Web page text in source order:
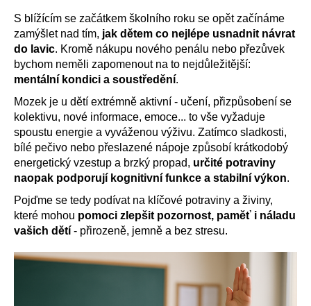
S blížícím se začátkem školního roku se opět začínáme
zamýšlet nad tím, jak dětem co nejlépe usnadnit návrat
do lavic. Kromě nákupu nového penálu nebo přezůvek
bychom neměli zapomenout na to nejdůležitější:
mentální kondici a soustředění.
Mozek je u dětí extrémně aktivní - učení, přizpůsobení se
kolektivu, nové informace, emoce... to vše vyžaduje
spoustu energie a vyváženou výživu. Zatímco sladkosti,
bílé pečivo nebo přeslazené nápoje způsobí krátkodobý
energetický vzestup a brzký propad, určité potraviny
naopak podporují kognitivní funkce a stabilní výkon.
Pojďme se tedy podívat na klíčové potraviny a živiny,
které mohou pomoci zlepšit pozornost, paměť i náladu
vašich dětí - přirozeně, jemně a bez stresu.
ř
e
b
u
j
e
t
e
n
a
j
í
t
?